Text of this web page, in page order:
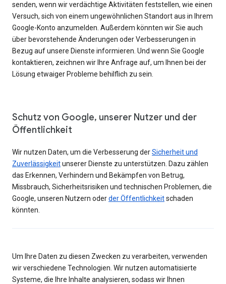
senden, wenn wir verdächtige Aktivitäten feststellen, wie einen
Versuch, sich von einem ungewöhnlichen Standort aus in Ihrem
Google-Konto anzumelden. Außerdem könnten wir Sie auch
über bevorstehende Änderungen oder Verbesserungen in
Bezug auf unsere Dienste informieren. Und wenn Sie Google
kontaktieren, zeichnen wir Ihre Anfrage auf, um Ihnen bei der
Lösung etwaiger Probleme behilflich zu sein.
Schutz von Google, unserer Nutzer und der
Öffentlichkeit
Wir nutzen Daten, um die Verbesserung derSicherheit und
Zuverlässigkeitunserer Dienste zu unterstützen. Dazu zählen
das Erkennen, Verhindern und Bekämpfen von Betrug,
Missbrauch, Sicherheitsrisiken und technischen Problemen, die
Google, unseren Nutzern oderder Öffentlichkeitschaden
könnten.
Um Ihre Daten zu diesen Zwecken zu verarbeiten, verwenden
wir verschiedene Technologien. Wir nutzen automatisierte
Systeme, die Ihre Inhalte analysieren, sodass wir Ihnen